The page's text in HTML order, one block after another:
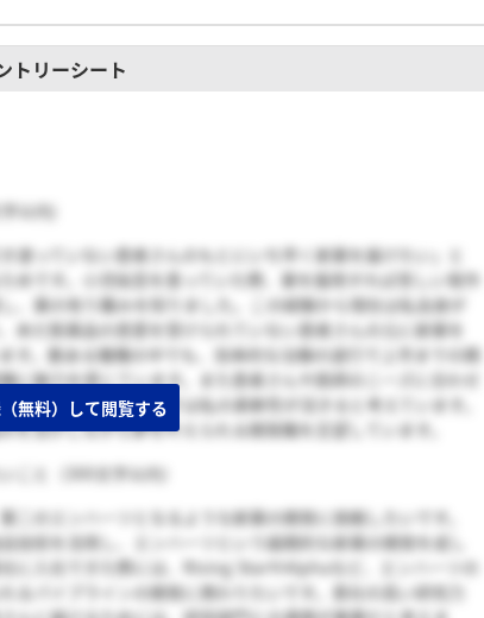
トリーシート
以内)
渡っていない患者さんのもとにいち早く新薬を届けたい」と
ためです。小児喘息を患っていた際、薬を服用すれば苦しい発作
、薬の有り難みを知りました。この経験から現在は私自身が
未だ医薬品の恩恵を受けられていない患者さんの元に新薬を
す。数ある職種の中でも、効率的な治験の遂行で上市までの期
に魅力を感じています。また患者さんや医師のニーズに合わせ
ことが必要な開発職では私の柔軟性が活きると考えています。
を活かしながら夢を叶えられる開発職を志望しています。
こと（300文字以内）
二のエンハーツとなるような新薬の開発に挑戦したいです。
技術を活用し、エンハーツという画期的な新薬の開発を成し
に入社できた際には、Rising StarやAlphaなど、エンハーツの
るパイプラインの開発に携わりたいです。貴社の高い研究力
無料）して閲覧する